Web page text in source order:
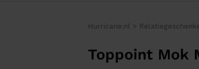
Hurricane.nl >
Toppoint Mok